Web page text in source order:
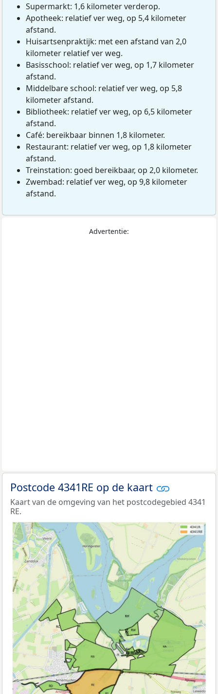
Supermarkt: 1,6 kilometer verderop.
Apotheek: relatief ver weg, op 5,4 kilometer
afstand.
Huisartsenpraktijk: met een afstand van 2,0
kilometer relatief ver weg.
Basisschool: relatief ver weg, op 1,7 kilometer
afstand.
Middelbare school: relatief ver weg, op 5,8
kilometer afstand.
Bibliotheek: relatief ver weg, op 6,5 kilometer
afstand.
Café: bereikbaar binnen 1,8 kilometer.
Restaurant: relatief ver weg, op 1,8 kilometer
afstand.
Treinstation: goed bereikbaar, op 2,0 kilometer.
Zwembad: relatief ver weg, op 9,8 kilometer
afstand.
Advertentie:
Postcode 4341RE op de kaart
Kaart van de omgeving van het postcodegebied 4341
RE.